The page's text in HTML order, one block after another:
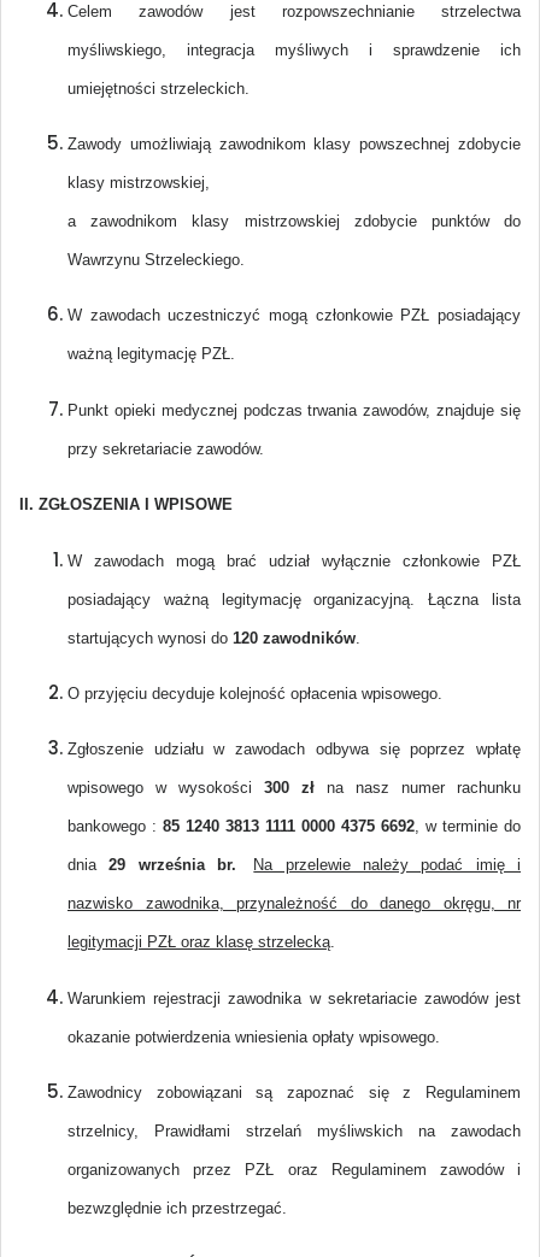
Celem zawodów jest rozpowszechnianie strzelectwa
myśliwskiego, integracja myśliwych i sprawdzenie ich
umiejętności strzeleckich.
Zawody umożliwiają zawodnikom klasy powszechnej zdobycie
klasy mistrzowskiej,
a zawodnikom klasy mistrzowskiej zdobycie punktów do
Wawrzynu Strzeleckiego.
W zawodach uczestniczyć mogą członkowie PZŁ posiadający
ważną legitymację PZŁ.
Punkt opieki medycznej podczas trwania zawodów, znajduje się
przy sekretariacie zawodów.
II. ZGŁOSZENIA I WPISOWE
W zawodach mogą brać udział wyłącznie członkowie PZŁ
posiadający ważną legitymację organizacyjną. Łączna lista
startujących wynosi do 120 zawodników
O przyjęciu decyduje kolejność opłacenia wpisowego.
Zgłoszenie udziału w zawodach odbywa się poprzez wpłatę
wpisowego w wysokości 300 zł na nasz numer rachunku
bankowego : 85 1240 3813 1111 0000 4375 6692, w terminie do
dnia29 września br. Na przelewie należy podać imię i
nazwisko zawodnika, przynależność do danego okręgu, nr
legitymacji PZŁ oraz klasę strzelecką.
Warunkiem rejestracji zawodnika w sekretariacie zawodów jest
okazanie potwierdzenia wniesienia opłaty wpisowego.
Zawodnicy zobowiązani są zapoznać się z Regulaminem
strzelnicy, Prawidłami strzelań myśliwskich na zawodach
organizowanych przez PZŁ oraz Regulaminem zawodów i
bezwzględnie ich przestrzegać.